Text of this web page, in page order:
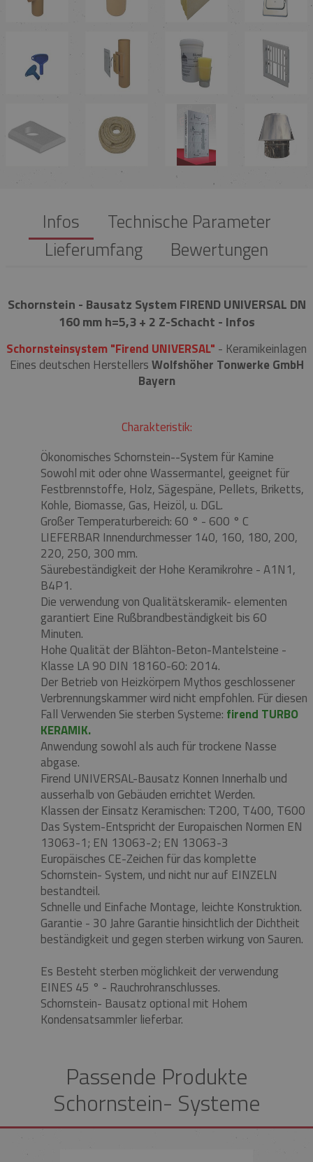
Infos
Technische Parameter
Lieferumfang
Bewertungen
Schornstein - Bausatz System FIREND UNIVERSAL DN
160 mm h=5,3 + 2 Z-Schacht - Infos
Schornsteinsystem "Firend UNIVERSAL" - Keramikeinlagen
Eines deutschen HerstellersWolfshöher Tonwerke GmbH
Bayern
Charakteristik:
Ökonomisches Schornstein--System für Kamine
Sowohl mit oder ohne Wassermantel, geeignet für
Festbrennstoffe, Holz, Sägespäne, Pellets, Briketts,
Kohle, Biomasse, Gas, Heizöl, u. DGL.
Großer Temperaturbereich: 60 ° - 600 ° C
LIEFERBAR Innendurchmesser 140, 160, 180, 200,
220, 250, 300 mm.
Säurebeständigkeit der Hohe Keramikrohre - A1N1,
B4P1.
Die verwendung von Qualitätskeramik- elementen
garantiert Eine Rußbrandbeständigkeit bis 60
Minuten.
Hohe Qualität der Blähton-Beton-Mantelsteine ​​-
Klasse LA 90 DIN 18160-60: 2014.
Der Betrieb von Heizkörpern Mythos geschlossener
Verbrennungskammer wird nicht empfohlen. Für diesen
Fall Verwenden Sie sterben Systeme: firend TURBO
KERAMIK.
Anwendung sowohl als auch für trockene Nasse
abgase.
Firend UNIVERSAL-Bausatz Konnen Innerhalb und
ausserhalb von Gebäuden errichtet Werden.
Klassen der Einsatz Keramischen: T200, T400, T600
Das System-Entspricht der Europaischen Normen EN
13063-1; EN 13063-2; EN 13063-3
Europäisches CE-Zeichen für das komplette
Schornstein- System, und nicht nur auf EINZELN
bestandteil.
Schnelle und Einfache Montage, leichte Konstruktion.
Garantie - 30 Jahre Garantie hinsichtlich der Dichtheit
beständigkeit und gegen sterben wirkung von Sauren.
Es Besteht sterben möglichkeit der verwendung
EINES 45 ° - Rauchrohranschlusses.
Schornstein- Bausatz optional mit Hohem
Kondensatsammler lieferbar.
Passende Produkte
Schornstein- Systeme